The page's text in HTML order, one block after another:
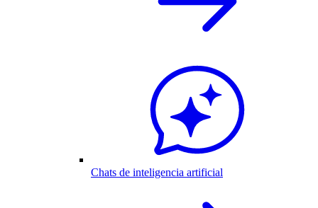
Chats de inteligencia artificial